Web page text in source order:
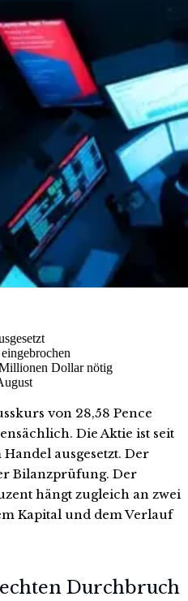
Dollar nötig
von 28,58 Pence
Die Aktie ist seit
ausgesetzt. Der
Bilanzprüfung. Der
hängt zugleich an zwei
Kapital und dem Verlauf
Durchbruch